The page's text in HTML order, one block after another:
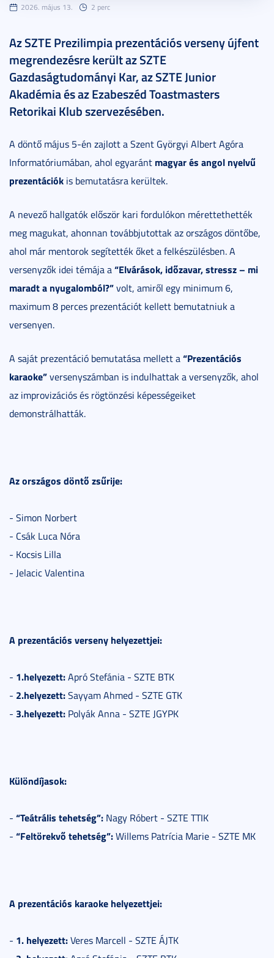
2026. május 13. 2 perc
Az SZTE Prezilimpia prezentációs verseny újfent
megrendezésre került az SZTE
Gazdaságtudományi Kar, az SZTE Junior
Akadémia és az Ezabeszéd Toastmasters
Retorikai Klub szervezésében.
A döntő május 5-én zajlott a Szent Györgyi Albert Agóra
Informatóriumában, ahol egyaránt magyar és angol nyelvű
prezentációk is bemutatásra kerültek.
A nevező hallgatók először kari fordulókon mérettethették
meg magukat, ahonnan továbbjutottak az országos döntőbe,
ahol már mentorok segítették őket a felkészülésben. A
versenyzők idei témája a“Elvárások, időzavar, stressz – mi
maradt a nyugalomból?”volt, amiről egy minimum 6,
maximum 8 perces prezentációt kellett bemutatniuk a
versenyen.
A saját prezentáció bemutatása mellett a“Prezentációs
karaoke”versenyszámban is indulhattak a versenyzők, ahol
az improvizációs és rögtönzési képességeiket
demonstrálhatták.
Az országos döntő zsűrije:
- Simon Norbert
- Csák Luca Nóra
- Kocsis Lilla
- Jelacic Valentina
A prezentációs verseny helyezettjei:
- 1.helyezett:Apró Stefánia - SZTE BTK
- 2.helyezett:Sayyam Ahmed - SZTE GTK
- 3.helyezett: Polyák Anna - SZTE JGYPK
Különdíjasok:
- “Teátrális tehetség”: Nagy Róbert - SZTE TTIK
- “Feltörekvő tehetség”:Willems Patrícia Marie - SZTE MK
A prezentációs karaoke helyezettjei:
- 1. helyezett:Veres Marcell - SZTE ÁJTK